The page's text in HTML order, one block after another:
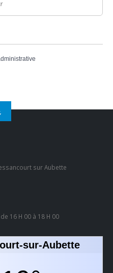
sur Aubette
16 H 00 à 18 H 00
sur-Aubette